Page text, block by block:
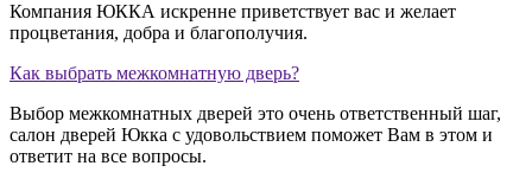
Компания ЮККА искренне приветствует вас и желает
процветания, добра и благополучия.
Как выбрать межкомнатную дверь?
Выбор межкомнатных дверей это очень ответственный шаг,
салон дверей Юкка с удовольствием поможет Вам в этом и
ответит на все вопросы.